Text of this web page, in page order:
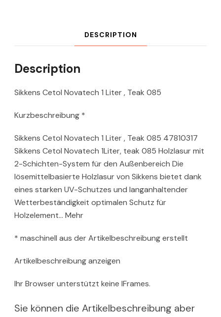
DESCRIPTION
Description
Sikkens Cetol Novatech 1 Liter , Teak 085
Kurzbeschreibung *
Sikkens Cetol Novatech 1 Liter , Teak 085 47810317
Sikkens Cetol Novatech 1Liter, teak 085 Holzlasur mit
2-Schichten-System für den Außenbereich Die
lösemittelbasierte Holzlasur von Sikkens bietet dank
eines starken UV-Schutzes und langanhaltender
Wetterbeständigkeit optimalen Schutz für
Holzelement… Mehr
* maschinell aus der Artikelbeschreibung erstellt
Artikelbeschreibung anzeigen
Ihr Browser unterstützt keine IFrames.
Sie können die Artikelbeschreibung aber